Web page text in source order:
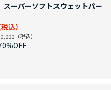
ーパーソフトスウェットパー